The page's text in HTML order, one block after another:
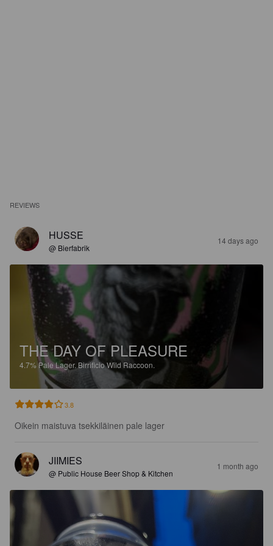
REVIEWS
HUSSE
@ Bierfabrik
14 days ago
THE DAY OF PLEASURE
4.7%Pale Lager. Birrificio Wild Raccoon.
3.8
Oikein maistuva tsekkiläinen pale lager
JIIMIES
@ Public House Beer Shop & Kitchen
1 month ago